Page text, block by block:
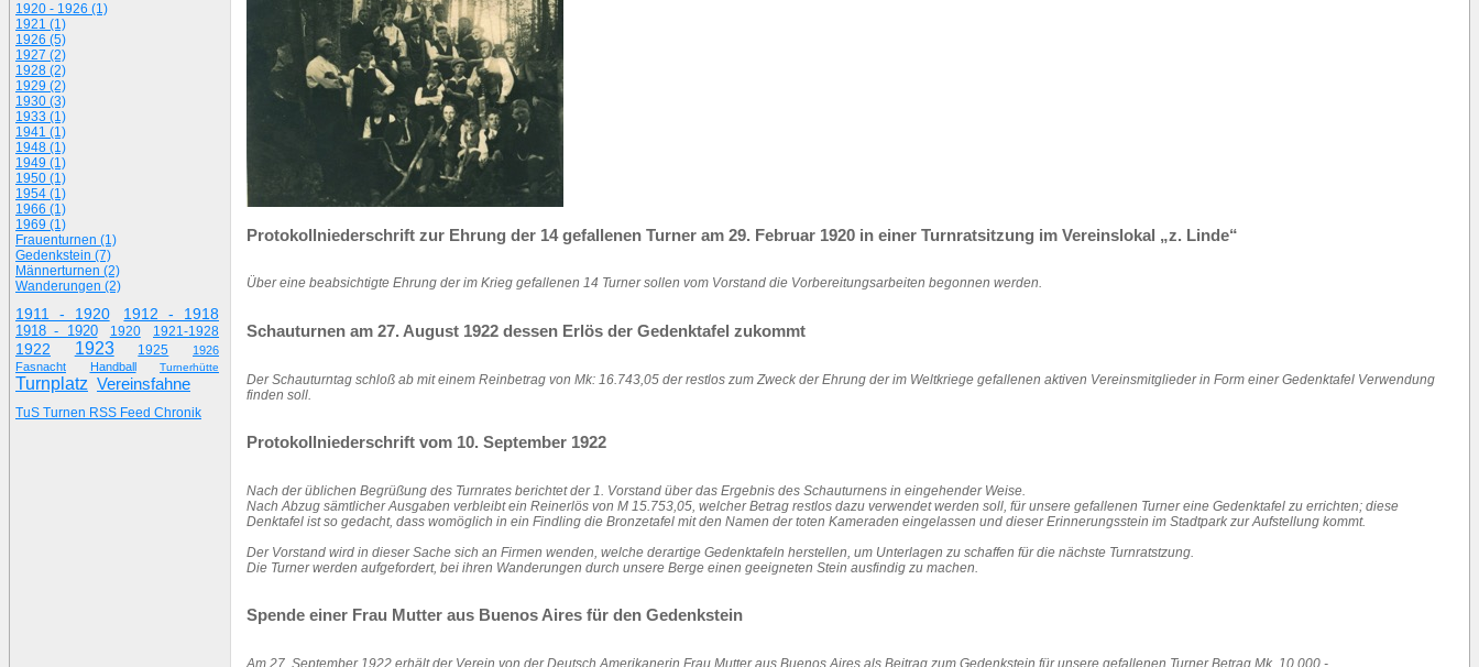
1920 - 1926 (1)
1921 (1)
1926 (5)
1927 (2)
1928 (2)
1929 (2)
1930 (3)
1933 (1)
1941 (1)
1948 (1)
1949 (1)
1950 (1)
1954 (1)
1966 (1)
1969 (1)
Frauenturnen (1)
Gedenkstein (7)
Männerturnen (2)
Wanderungen (2)
1911 - 1920
1912 - 1918
1918 - 1920
1920 1921-1928
1922 1923 1925
1926
Fasnacht
Handball Turnerhütte
Turnplatz Vereinsfahne
TuS Turnen RSS Feed Chronik
Protokollniederschrift zur Ehrung der 14 gefallenen Turner am 29. Februar 1920 in einer Turnratsitzung im Vereinslokal „z. Linde“
Über eine beabsichtigte Ehrung der im Krieg gefallenen 14 Turner sollen vom Vorstand die Vorbereitungsarbeiten begonnen werden.
Schauturnen am 27. August 1922 dessen Erlös der Gedenktafel zukommt
Der Schauturntag schloß ab mit einem Reinbetrag von Mk: 16.743,05 der restlos zum Zweck der Ehrung der im Weltkriege gefallenen aktiven Vereinsmitglieder in Form einer Gedenktafel Verwendung
finden soll.
Protokollniederschrift vom 10. September 1922
Nach der üblichen Begrüßung des Turnrates berichtet der 1. Vorstand über das Ergebnis des Schauturnens in eingehender Weise.
Nach Abzug sämtlicher Ausgaben verbleibt ein Reinerlös von M 15.753,05, welcher Betrag restlos dazu verwendet werden soll, für unsere gefallenen Turner eine Gedenktafel zu errichten; diese
Denktafel ist so gedacht, dass womöglich in ein Findling die Bronzetafel mit den Namen der toten Kameraden eingelassen und dieser Erinnerungsstein im Stadtpark zur Aufstellung kommt.
Der Vorstand wird in dieser Sache sich an Firmen wenden, welche derartige Gedenktafeln herstellen, um Unterlagen zu schaffen für die nächste Turnratstzung.
Die Turner werden aufgefordert, bei ihren Wanderungen durch unsere Berge einen geeigneten Stein ausfindig zu machen.
Spende einer Frau Mutter aus Buenos Aires für den Gedenkstein
Am 27. September 1922 erhält der Verein von der Deutsch Amerikanerin Frau Mutter aus Buenos Aires als Beitrag zum Gedenkstein für unsere gefallenen Turner Betrag Mk. 10.000.-